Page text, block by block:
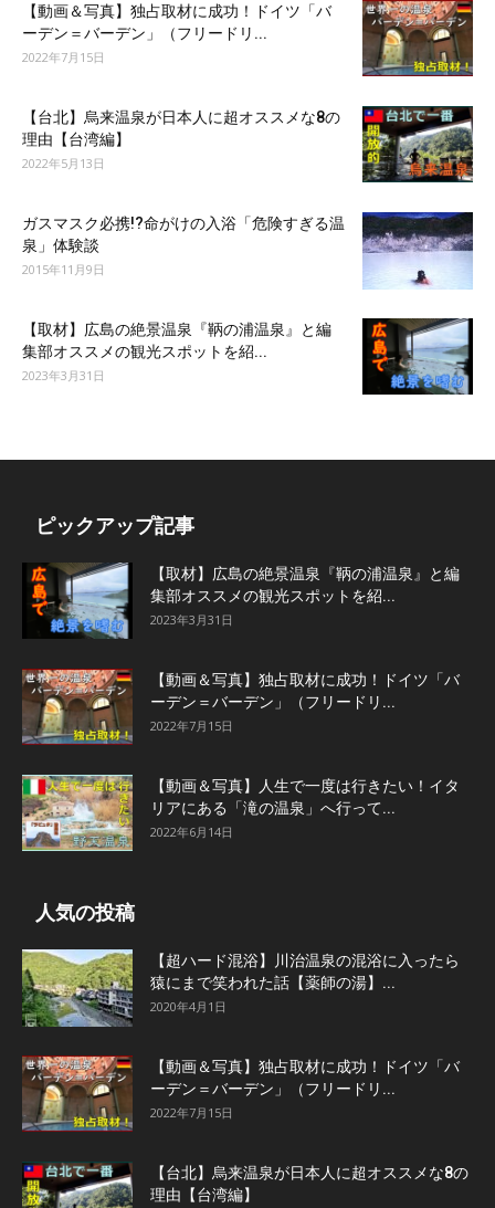
【動画＆写真】独占取材に成功！ドイツ「バ
ーデン＝バーデン」（フリードリ...
2022年7月15日
【台北】烏来温泉が日本人に超オススメな8の
理由【台湾編】
2022年5月13日
ガスマスク必携!?命がけの入浴「危険すぎる温
泉」体験談
2015年11月9日
【取材】広島の絶景温泉『鞆の浦温泉』と編
集部オススメの観光スポットを紹...
2023年3月31日
ピックアップ記事
【取材】広島の絶景温泉『鞆の浦温泉』と編
集部オススメの観光スポットを紹...
2023年3月31日
【動画＆写真】独占取材に成功！ドイツ「バ
ーデン＝バーデン」（フリードリ...
2022年7月15日
【動画＆写真】人生で一度は行きたい！イタ
リアにある「滝の温泉」へ行って...
2022年6月14日
人気の投稿
【超ハード混浴】川治温泉の混浴に入ったら
猿にまで笑われた話【薬師の湯】...
2020年4月1日
【動画＆写真】独占取材に成功！ドイツ「バ
ーデン＝バーデン」（フリードリ...
2022年7月15日
【台北】烏来温泉が日本人に超オススメな8の
理由【台湾編】